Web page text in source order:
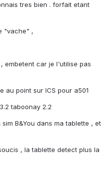
tres bien . forfait etant
"vache" ,
embetent car je l'utilise pas
au point sur ICS pour a501
taboonay 2.2
B&You dans ma tablette , et
, la tablette detect plus la